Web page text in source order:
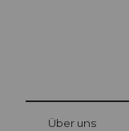
at Bre
Über uns